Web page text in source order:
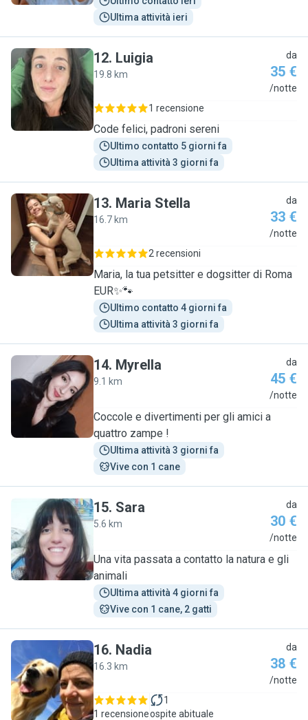
Ultima attività ieri
L
12. Luigia
19.8 km
da
35 €
/notte
1 recensione
Code felici, padroni sereni
Ultimo contatto 5 giorni fa
Ultima attività 3 giorni fa
M
13. Maria Stella
16.7 km
da
33 €
/notte
2 recensioni
Maria, la tua petsitter e dogsitter di Roma
EUR✨🐾
Ultimo contatto 4 giorni fa
Ultima attività 3 giorni fa
M
14. Myrella
9.1 km
da
45 €
/notte
Coccole e divertimenti per gli amici a
quattro zampe !
Ultima attività 3 giorni fa
Vive con 1 cane
S
15. Sara
5.6 km
da
30 €
/notte
Una vita passata a contatto la natura e gli
animali
Ultima attività 4 giorni fa
Vive con 1 cane, 2 gatti
N
16. Nadia
16.3 km
da
38 €
/notte
1 recensione
1
ospite abituale